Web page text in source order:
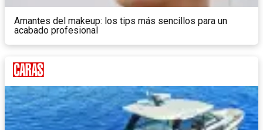
Amantes del makeup: los tips más sencillos para un
acabado profesional